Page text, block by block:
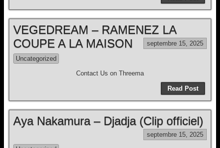
VEGEDREAM – RAMENEZ LA
COUPE A LA MAISON
septembre 15, 2025
Uncategorized
Contact Us on Threema
Read Post
Aya Nakamura – Djadja (Clip officiel)
septembre 15, 2025